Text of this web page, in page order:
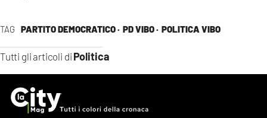
TAG PARTITO DEMOCRATICO · PD VIBO · POLITICA VIBO
Tutti gli articoli di Politica